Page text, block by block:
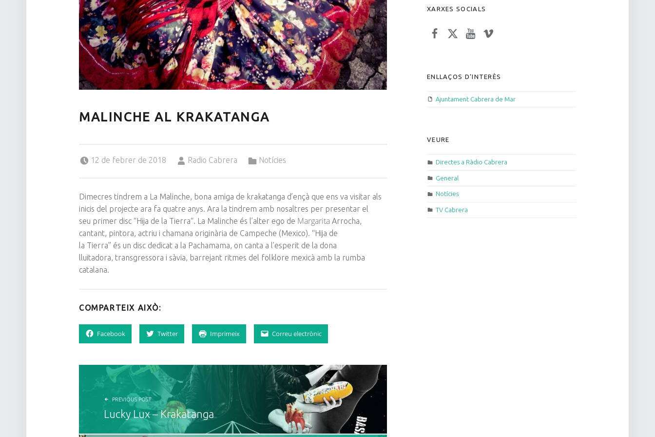
MALINCHE AL KRAKATANGA
12 de febrer de 2018
Radio Cabrera
Notícies
Dimecres tindrem a La Malinche, bona amiga de krakatanga d’ençà que ens va visitar als
inicis del projecte ara fa quatre anys. Ara la tindrem amb nosaltres per presentar el
seu primer disc “Hija de la Tierra“. La Malinche és l’alter ego de Margarita Arrocha,
cantant, pintora, actriu i chamana originària de Campeche (Mexico). “Hija de
la Tierra” és un disc dedicat a la Pachamama, on canta a l’esperit de la dona
lluitadora, transgressora i sàvia, barrejant ritmes del folklore mexicà amb la rumba
catalana.
COMPARTEIX AIXÒ:
Facebook Twitter Imprimeix Correu electrònic
NAVEGACIÓ D'ENTRADES
PREVIOUS POST
Lucky Lux – Krakatanga
XARXES SOCIALS
Facebook
TwitterYouTube
Vimeo
ENLLAÇOS D’INTERÈS
Ajuntament Cabrera de Mar
VEURE
Directes a Ràdio Cabrera
General
Notícies
TV Cabrera